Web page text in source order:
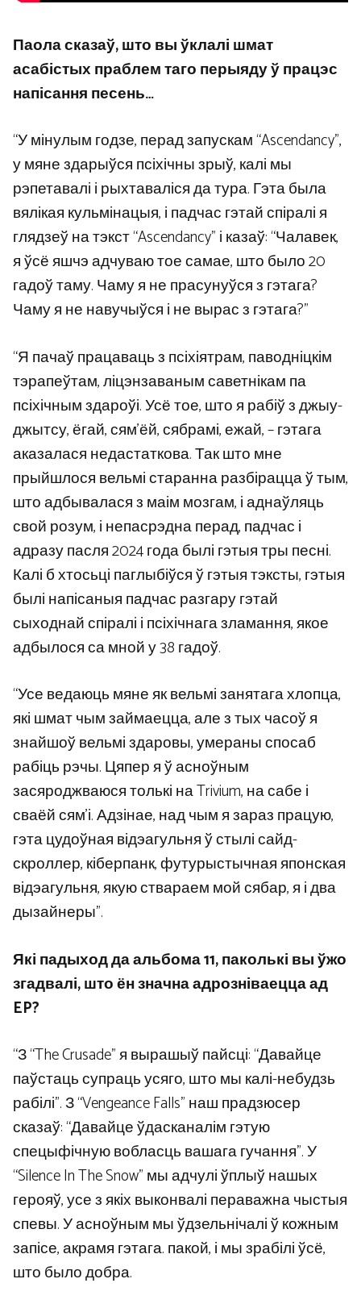
Паола сказаў, што вы ўклалі шмат
асабістых праблем таго перыяду ў працэс
напісання песень…
“У мінулым годзе, перад запускам “Ascendancy”,
у мяне здарыўся псіхічны зрыў, калі мы
рэпетавалі і рыхтаваліся да тура. Гэта была
вялікая кульмінацыя, і падчас гэтай спіралі я
глядзеў на тэкст “Ascendancy” і казаў: “Чалавек,
я ўсё яшчэ адчуваю тое самае, што было 20
гадоў таму. Чаму я не прасунуўся з гэтага?
Чаму я не навучыўся і не вырас з гэтага?”
“Я пачаў працаваць з псіхіятрам, паводніцкім
тэрапеўтам, ліцэнзаваным саветнікам па
псіхічным здароўі. Усё тое, што я рабіў з джыу-
джытсу, ёгай, сям’ёй, сябрамі, ежай, – гэтага
аказалася недастаткова. Так што мне
прыйшлося вельмі старанна разбірацца ў тым,
што адбывалася з маім мозгам, і аднаўляць
свой розум, і непасрэдна перад, падчас і
адразу пасля 2024 года былі гэтыя тры песні.
Калі б хтосьці паглыбіўся ў гэтыя тэксты, гэтыя
былі напісаныя падчас разгару гэтай
сыходнай спіралі і псіхічнага зламання, якое
адбылося са мной у 38 гадоў.
“Усе ведаюць мяне як вельмі занятага хлопца,
які шмат чым займаецца, але з тых часоў я
знайшоў вельмі здаровы, умераны спосаб
рабіць рэчы. Цяпер я ў асноўным
засяроджваюся толькі на Trivium, на сабе і
сваёй сям’і. Адзінае, над чым я зараз працую,
гэта цудоўная відэагульня ў стылі сайд-
скроллер, кіберпанк, футурыстычная японская
відэагульня, якую ствараем мой сябар, я і два
дызайнеры”.
Які падыход да альбома 11, паколькі вы ўжо
згадвалі, што ён значна адрозніваецца ад
EP?
“З “The Crusade” я вырашыў пайсці: “Давайце
паўстаць супраць усяго, што мы калі-небудзь
рабілі”. З “Vengeance Falls” наш прадзюсер
сказаў: “Давайце ўдасканалім гэтую
спецыфічную вобласць вашага гучання”. У
“Silence In The Snow” мы адчулі ўплыў нашых
герояў, усе з якіх выконвалі пераважна чыстыя
спевы. У асноўным мы ўдзельнічалі ў кожным
запісе, акрамя гэтага. пакой, і мы зрабілі ўсё,
што было добра.